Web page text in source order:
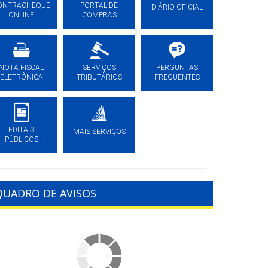
ONLINE
PORTAL DE
COMPRAS
DIÁRIO OFICIAL
FISCAL
ELETRÔNICA
SERVIÇOS
TRIBUTÁRIOS
PERGUNTAS
FREQUENTES
EDITAIS
PÚBLICOS
MAIS SERVIÇOS
DE AVISOS